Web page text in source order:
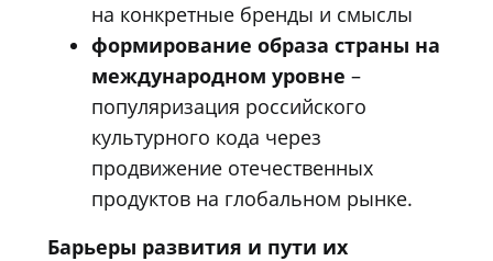
на конкретные бренды и смыслы
формирование образа страны на
международном уровне –
популяризация российского
культурного кода через
продвижение отечественных
продуктов на глобальном рынке.
Барьеры развития и пути их